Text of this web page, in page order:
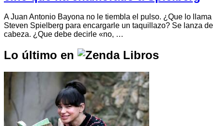
A Juan Antonio Bayona no le tiembla el pulso. ¿Que lo llama
Steven Spielberg para encargarle un taquillazo? Se lanza de
cabeza. ¿Que debe decirle «no, …
Lo último en